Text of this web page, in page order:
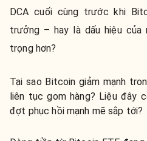
DCA cuối cùng trước khi
trưởng – hay là dấu hiệu
trọng hơn?
Tại sao Bitcoin giảm mạnh
liên tục gom hàng? Liệu đây
đợt phục hồi mạnh mẽ sắp tới?